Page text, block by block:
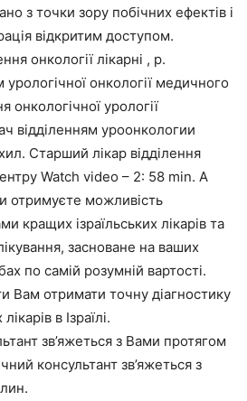
з точки зору побічних ефектів і
відкритим доступом.
онкології лікарні , р.
урологічної онкології медичного
онкологічної урології
відділенням уроонкологии
Старший лікар відділення
Watch video – 2: 58 min. A
можливість
кращих ізраїльських лікарів та
засноване на ваших
по самій розумній вартості.
отримати точну діагностику
в Ізраїлі.
зв’яжеться з Вами протягом
консультант зв’яжеться з